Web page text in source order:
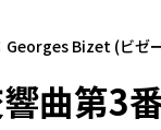
Bizet (ビゼ
曲第3